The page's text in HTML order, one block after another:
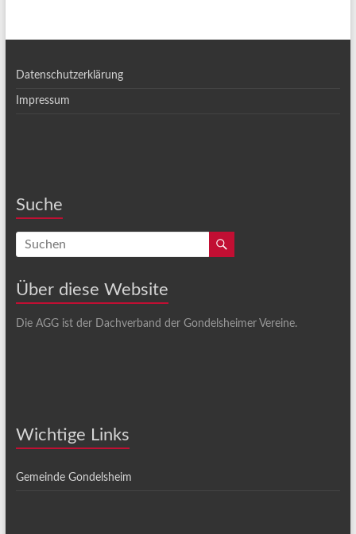
Datenschutzerklärung
Impressum
Suche
Über diese Website
Die AGG ist der Dachverband der Gondelsheimer Vereine.
Wichtige Links
Gemeinde Gondelsheim